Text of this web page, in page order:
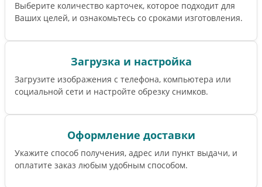
Выберите количество карточек, которое подходит для
Ваших целей, и ознакомьтесь со сроками изготовления.
Загрузка и настройка
Загрузите изображения с телефона, компьютера или
социальной сети и настройте обрезку снимков.
Оформление доставки
Укажите способ получения, адрес или пункт выдачи, и
оплатите заказ любым удобным способом.